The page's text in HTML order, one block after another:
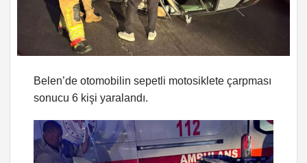
Belen’de otomobilin sepetli motosiklete çarpması
sonucu 6 kişi yaralandı.